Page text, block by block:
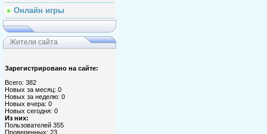
Онлайн игры
Жители сайта
Зарегистрировано на сайте:
Всего: 382
Новых за месяц: 0
Новых за неделю: 0
Новых вчера: 0
Новых сегодня: 0
Из них:
Пользователей 355
Проверенных: 23